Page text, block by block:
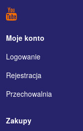
Moje konto
Logowanie
Rejestracja
Przechowalnia
Zakupy